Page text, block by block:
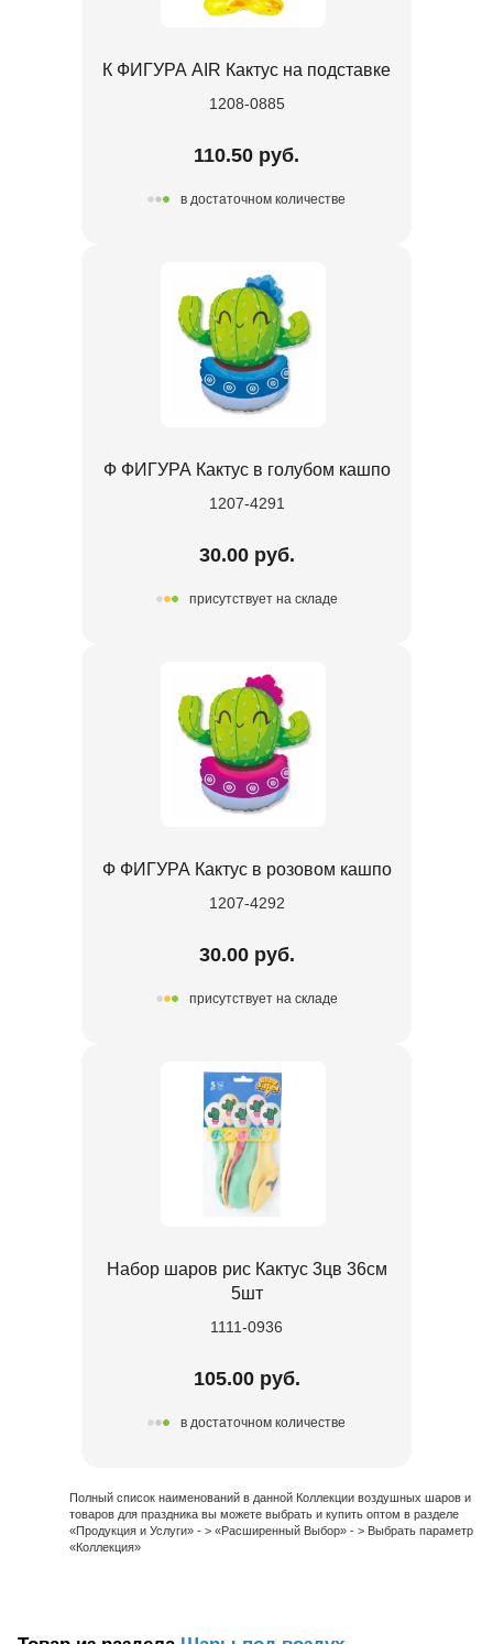
К ФИГУРА AIR Кактус на подставке
1208-0885
110.50 руб.
в достаточном количестве
Ф ФИГУРА Кактус в голубом кашпо
1207-4291
30.00 руб.
присутствует на складе
Ф ФИГУРА Кактус в розовом кашпо
1207-4292
30.00 руб.
присутствует на складе
Набор шаров рис Кактус 3цв 36см
5шт
1111-0936
105.00 руб.
в достаточном количестве
Полный список наименований в данной Коллекции воздушных шаров и
товаров для праздника вы можете выбрать и купить оптом в разделе
«Продукция и Услуги» - > «Расширенный Выбор» - > Выбрать параметр
«Коллекция»